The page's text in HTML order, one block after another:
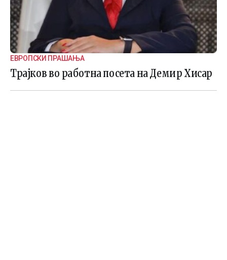
ЕВРОПСКИ ПРАШАЊА
Трајков во работна посета на Демир Хисар